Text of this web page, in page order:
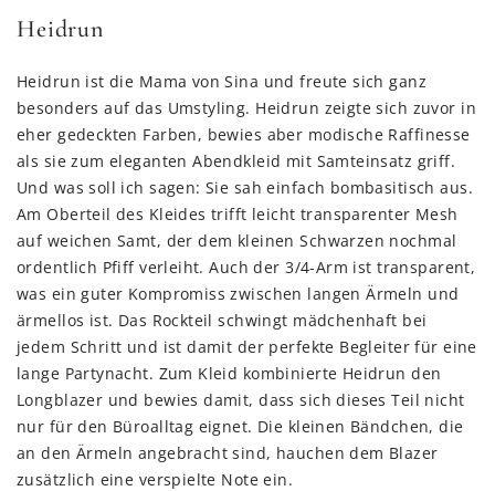
Heidrun
Heidrun ist die Mama von Sina und freute sich ganz
besonders auf das Umstyling. Heidrun zeigte sich zuvor in
eher gedeckten Farben, bewies aber modische Raffinesse
als sie zum eleganten Abendkleid mit Samteinsatz griff.
Und was soll ich sagen: Sie sah einfach bombasitisch aus.
Am Oberteil des Kleides trifft leicht transparenter Mesh
auf weichen Samt, der dem kleinen Schwarzen nochmal
ordentlich Pfiff verleiht. Auch der 3/4-Arm ist transparent,
was ein guter Kompromiss zwischen langen Ärmeln und
ärmellos ist. Das Rockteil schwingt mädchenhaft bei
jedem Schritt und ist damit der perfekte Begleiter für eine
lange Partynacht. Zum Kleid kombinierte Heidrun den
Longblazer und bewies damit, dass sich dieses Teil nicht
nur für den Büroalltag eignet. Die kleinen Bändchen, die
an den Ärmeln angebracht sind, hauchen dem Blazer
zusätzlich eine verspielte Note ein.